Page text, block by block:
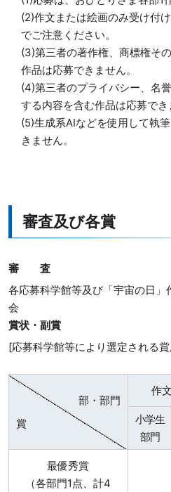
(2)作文または絵画のみ受け付
でご注意ください。
(3)第三者の著作権、商標権そ
作品は応募できません。
(4)第三者のプライバシー、名
する内容を含む作品は応募でき
(5)生成系AIなどを使用して執
きません。
審査及び各賞
審 査
各応募科学館等及び「宇宙の日」
会
賞状・副賞
[応募科学館等により選定される
部・部門
賞
作
小学生
部門
最優秀賞
（各部門1点、計4